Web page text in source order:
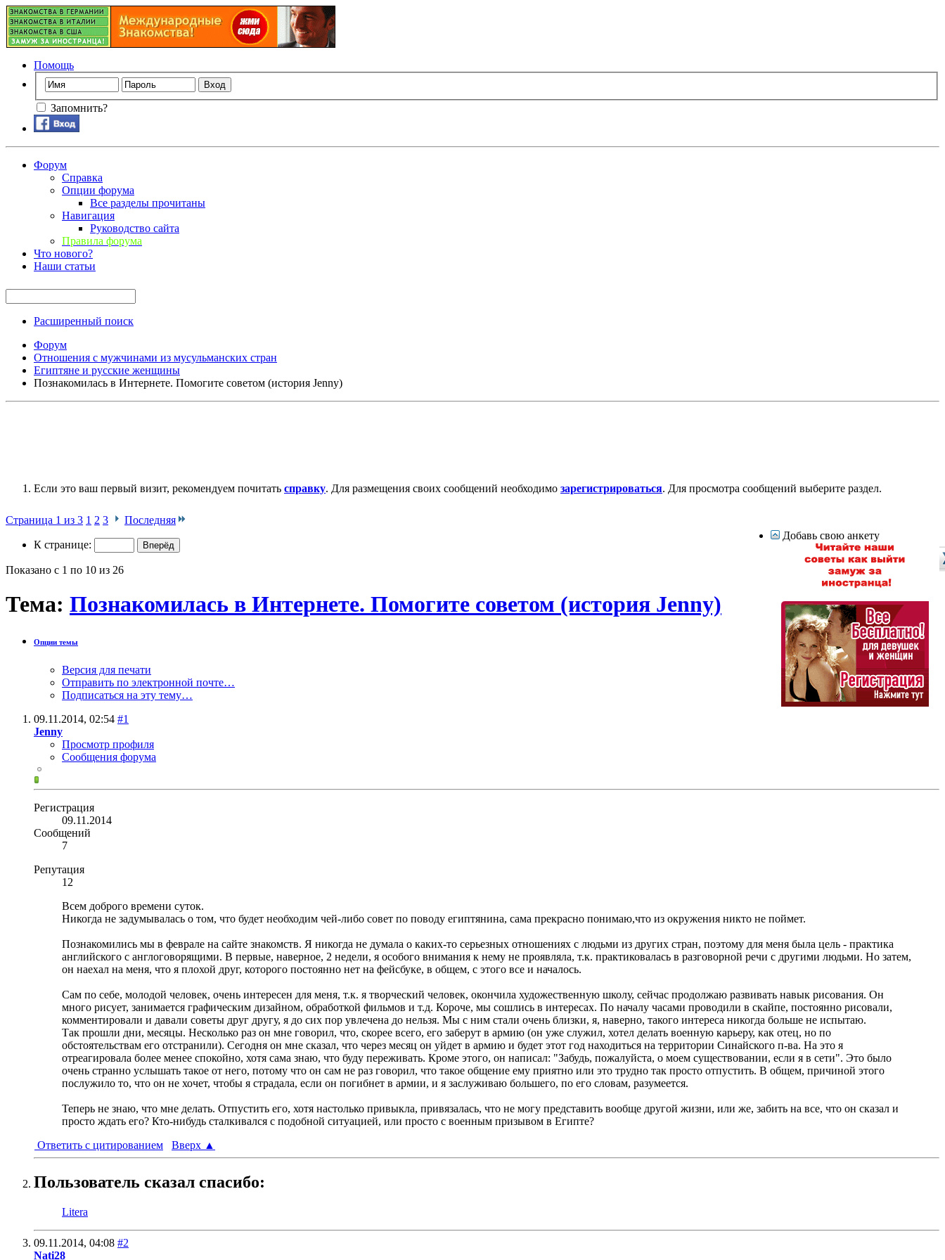
Помощь
Запомнить?
Форум
Справка
Опции форума
Все разделы прочитаны
Навигация
Руководство сайта
Правила форума
Что нового?
Наши статьи
Расширенный поиск
Форум
Отношения с мужчинами из мусульманских стран
Египтяне и русские женщины
Познакомилась в Интернете. Помогите советом (история Jenny)
Если это ваш первый визит, рекомендуем почитать справку. Для размещения своих сообщений необходимо зарегистрироваться. Для просмотра сообщений выберите раздел.
Страница 1 из 3 1 2 3 Последняя
К странице:
Показано с 1 по 10 из 26
Тема: Познакомилась в Интернете. Помогите советом (история Jenny)
Опции темы
Версия для печати
Отправить по электронной почте…
Подписаться на эту тему…
09.11.2014, 02:54 #1
Jenny
Просмотр профиля
Сообщения форума
Регистрация
09.11.2014
Сообщений
7
Репутация
12
Всем доброго времени суток.
Никогда не задумывалась о том, что будет необходим чей-либо совет по поводу египтянина, сама прекрасно понимаю,что из окружения никто не поймет.
Познакомились мы в феврале на сайте знакомств. Я никогда не думала о каких-то серьезных отношениях с людьми из других стран, поэтому для меня была цель - практика
английского с англоговорящими. В первые, наверное, 2 недели, я особого внимания к нему не проявляла, т.к. практиковалась в разговорной речи с другими людьми. Но затем,
он наехал на меня, что я плохой друг, которого постоянно нет на фейсбуке, в общем, с этого все и началось.
Сам по себе, молодой человек, очень интересен для меня, т.к. я творческий человек, окончила художественную школу, сейчас продолжаю развивать навык рисования. Он
много рисует, занимается графическим дизайном, обработкой фильмов и т.д. Короче, мы сошлись в интересах. По началу часами проводили в скайпе, постоянно рисовали,
комментировали и давали советы друг другу, я до сих пор увлечена до нельзя. Мы с ним стали очень близки, я, наверно, такого интереса никогда больше не испытаю.
Так прошли дни, месяцы. Несколько раз он мне говорил, что, скорее всего, его заберут в армию (он уже служил, хотел делать военную карьеру, как отец, но по
обстоятельствам его отстранили). Сегодня он мне сказал, что через месяц он уйдет в армию и будет этот год находиться на территории Синайского п-ва. На это я
отреагировала более менее спокойно, хотя сама знаю, что буду переживать. Кроме этого, он написал: "Забудь, пожалуйста, о моем существовании, если я в сети". Это было
очень странно услышать такое от него, потому что он сам не раз говорил, что такое общение ему приятно или это трудно так просто отпустить. В общем, причиной этого
послужило то, что он не хочет, чтобы я страдала, если он погибнет в армии, и я заслуживаю большего, по его словам, разумеется.
Теперь не знаю, что мне делать. Отпустить его, хотя настолько привыкла, привязалась, что не могу представить вообще другой жизни, или же, забить на все, что он сказал и
просто ждать его? Кто-нибудь сталкивался с подобной ситуацией, или просто с военным призывом в Египте?
Ответить с цитированием
Вверх ▲
Пользователь сказал cпасибо:
Litera
09.11.2014, 04:08 #2
Nati28
Добавь свою анкету